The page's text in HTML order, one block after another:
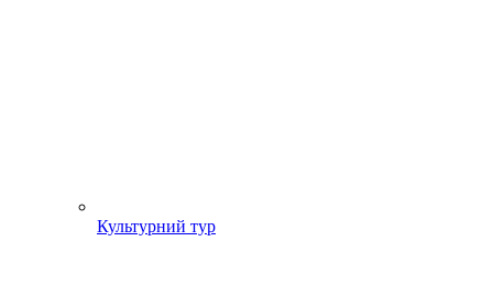
Культурний тур